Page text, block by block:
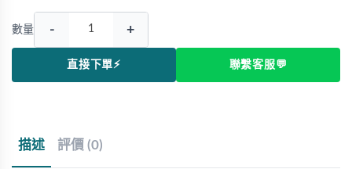
數量 - +
直接下單⚡ 聯繫客服💬
描述 評價 (0)